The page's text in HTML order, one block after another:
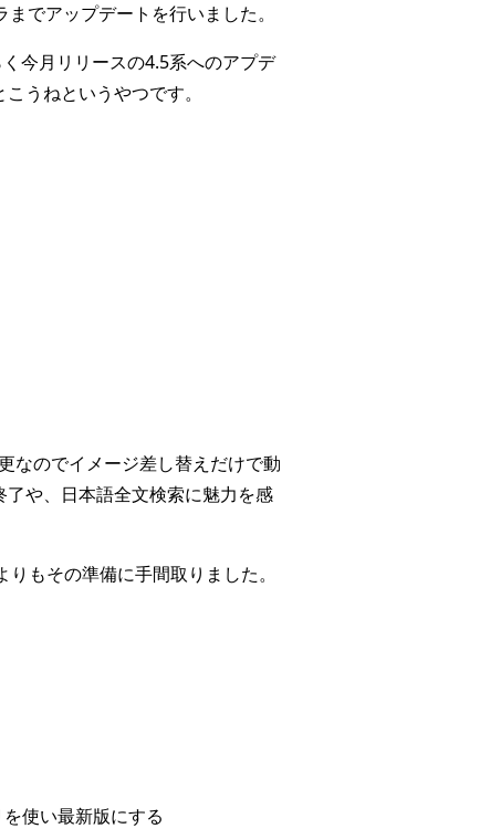
でアップデートを行いました。
今月リリースの4.5系へのアプデ
うねというやつです。
なのでイメージ差し替えだけで動
や、日本語全文検索に魅力を感
もその準備に手間取りました。
使い最新版にする